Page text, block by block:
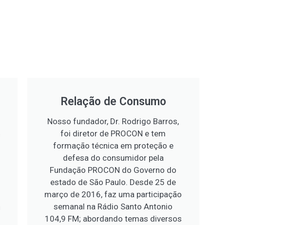
Relação de Consumo
Nosso fundador, Dr. Rodrigo Barros,
foi diretor de PROCON e tem
formação técnica em proteção e
defesa do consumidor pela
Fundação PROCON do Governo do
estado de São Paulo. Desde 25 de
março de 2016, faz uma participação
semanal na Rádio Santo Antonio
104,9 FM; abordando temas diversos